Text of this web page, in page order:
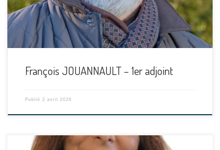
François JOUANNAULT – 1er adjoint
Publié 2 avril 2026